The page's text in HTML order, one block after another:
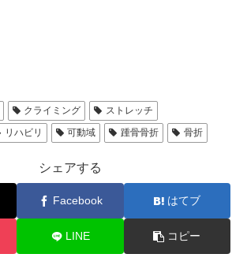
クライミング
ストレッチ
リハビリ 可動域 踵骨骨折 骨折
シェアする
Facebook はてブ
LINE コピー